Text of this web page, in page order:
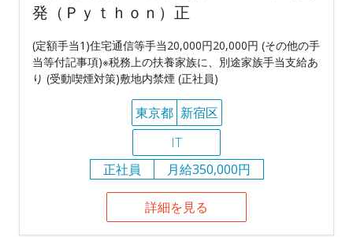
発（Ｐｙｔｈｏｎ）正
(定額手当1)住宅通信等手当20,000円20,000円 (その他の手
当等付記事項)※税務上の扶養家族に、別途家族手当支給あ
り (受動喫煙対策)敷地内禁煙 (正社員)
東京都 新宿区
IT
正社員
月給350,000円
詳細を見る